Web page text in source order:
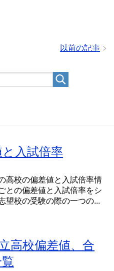
以前の記事
入試倍率
高校の偏差値と入試倍率情
との偏差値と入試倍率をシ
望校の受験の際の一つの...
高校偏差値、合